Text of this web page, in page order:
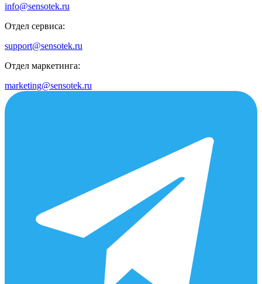
info@sensotek.ru
Отдел сервиса:
support@sensotek.ru
Отдел маркетинга:
marketing@sensotek.ru